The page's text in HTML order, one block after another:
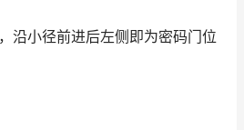
沿小径前进后左侧即为密码门位